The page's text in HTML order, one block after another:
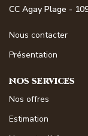
CC Agay Plage -
Nous contacter
Présentation
NOS SERVICES
Nos offres
Estimation